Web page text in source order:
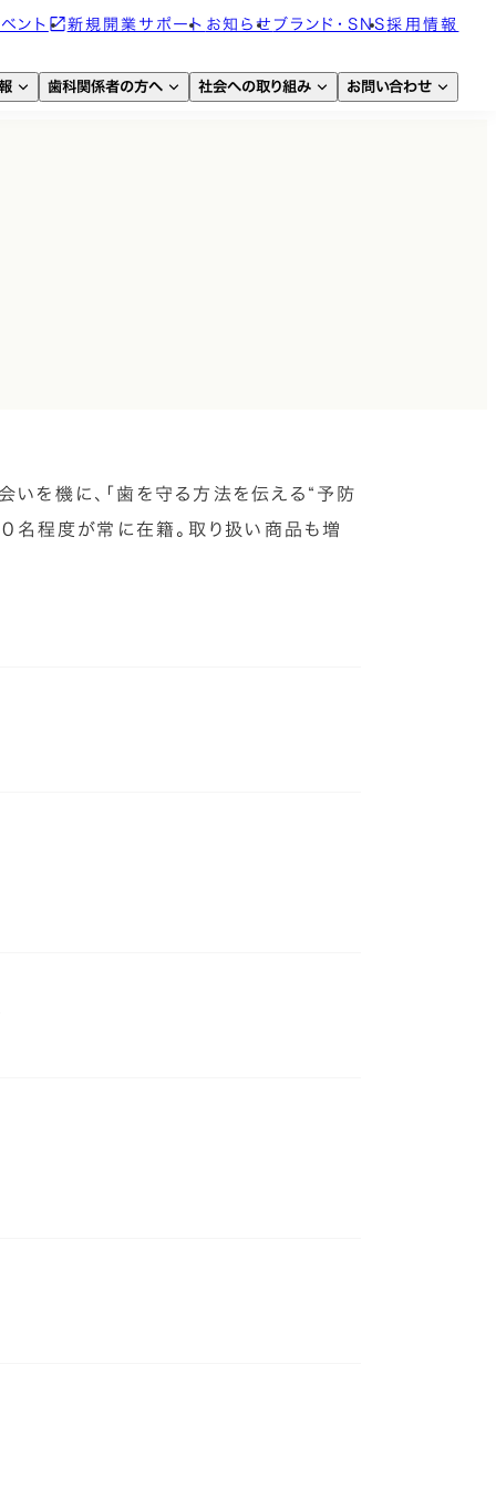
ント 新規開業サポート お知らせ ブランド・SNS採用情報
歯科関係者の方へ 社会への取り組み お問い合わせ
を機に、「歯を守る方法を伝える“予防
名程度が常に在籍。取り扱い商品も増